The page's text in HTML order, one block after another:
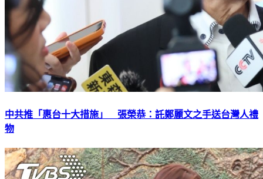
中共推「惠台十大措施」 張榮恭：託鄭麗文之手送台灣人禮
物